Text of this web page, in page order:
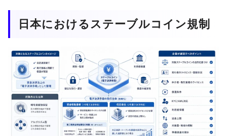
日本におけるステーブルコイン規制